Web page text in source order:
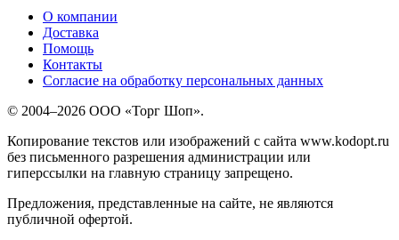
О компании
Доставка
Помощь
Контакты
Согласие на обработку персональных данных
© 2004–2026 ООО «Торг Шоп».
Копирование текстов или изображений с сайта www.kodopt.ru
без письменного разрешения администрации или
гиперссылки на главную страницу запрещено.
Предложения, представленные на сайте, не являются
публичной офертой.